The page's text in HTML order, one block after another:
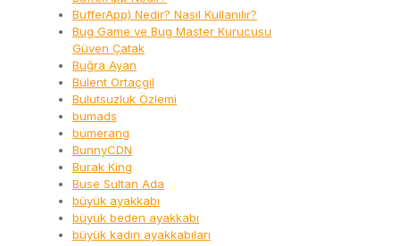
BufferApp) Nedir? Nasıl Kullanılır?
Bug Game ve Bug Master Kurucusu
Güven Çatak
Buğra Ayan
Bülent Ortaçgil
Bulutsuzluk Özlemi
bumads
bumerang
BunnyCDN
Burak King
Buse Sultan Ada
büyük ayakkabı
büyük beden ayakkabı
büyük kadın ayakkabıları